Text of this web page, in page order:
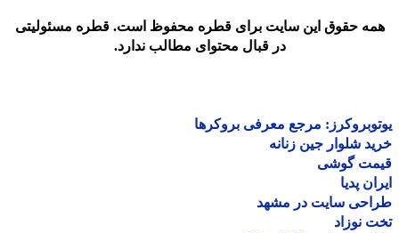
حقوق این سایت برای قطره محفوظ است. قطره مسئولیتی
در قبال محتوای مطالب ندارد.
مرجع معرفی بروکرها
شلوار جین زنانه
گوشی
پدیا
سایت در مشهد
نوزاد